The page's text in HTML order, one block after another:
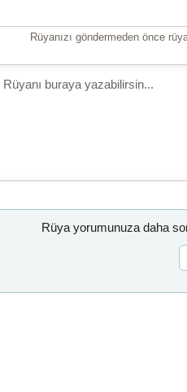
Rüyanızı göndermeden önce
Rüya yorumunuza daha